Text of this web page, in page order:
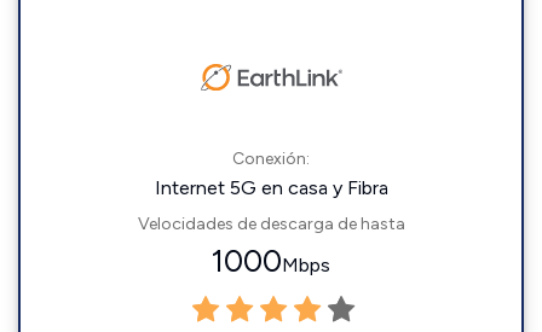
Conexión:
Internet 5G en casa y Fibra
Velocidades de descarga de hasta
1000Mbps